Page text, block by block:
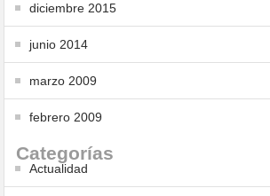
diciembre 2015
junio 2014
marzo 2009
febrero 2009
Categorías
Actualidad